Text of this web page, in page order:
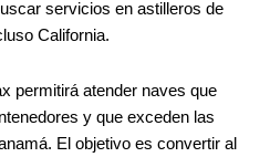
servicios en astilleros de
California.
permitirá atender naves que
y que exceden las
El objetivo es convertir al